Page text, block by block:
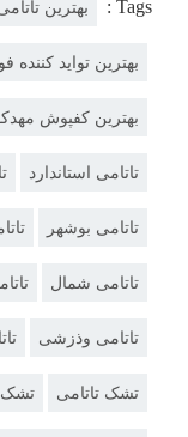
Tags : بهترين
بهترین تواید کننده
بهترین کفپوش
تاتامی استاندارد
تاتامی بوشهر
تاتامی شمال
تاتامی وذزشی
تشک تاتامی